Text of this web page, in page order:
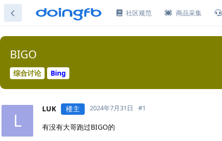
社区规范 商品采集
综合讨论 Bing
BIGO
L
LUK 楼主 2024年7月31日 #1
有没有大哥跑过BIGO的